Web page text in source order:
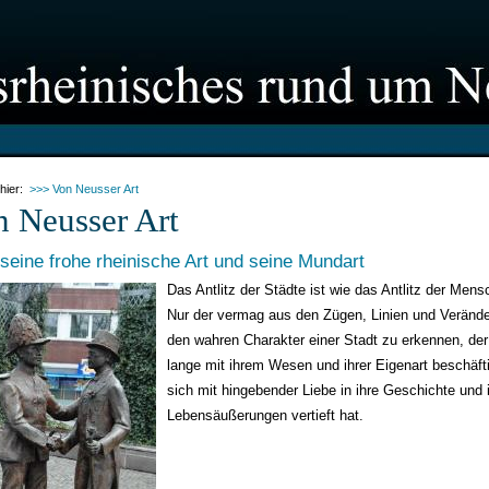
>>> Von Neusser Art
Neusser Art
frohe rheinische Art und seine Mundart
Das Antlitz der Städte ist wie das Antlitz der
Nur der vermag aus den Zügen, Linien und
den wahren Charakter einer Stadt zu erkennen,
lange mit ihrem Wesen und ihrer Eigenart
sich mit hingebender Liebe in ihre Geschichte und
Lebensäußerungen vertieft hat.